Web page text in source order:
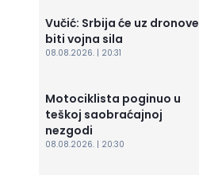
Vučić: Srbija će uz dronove
biti vojna sila
08.08.2026. | 20:31
Motociklista poginuo u
teškoj saobraćajnoj
nezgodi
08.08.2026. | 20:30